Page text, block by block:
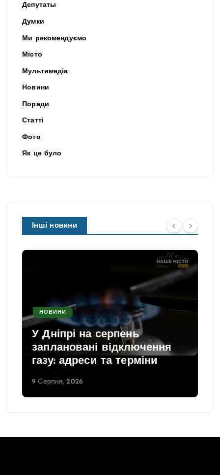
Депутаты
Думки
Ми рекомендуємо
Місто
Мультимедіа
Новини
Поради
Статті
Фото
Як це було
Інші новини
НОВИНИ
У Дніпрі на серпень
заплановані відключення
газу: адреси та терміни
9 Серпня, 2026